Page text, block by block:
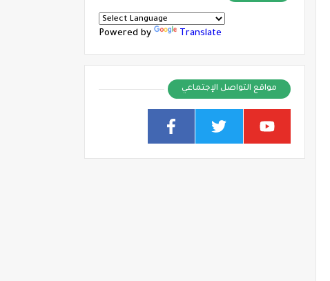
Powered by Translate
مواقع التواصل الإجتماعي